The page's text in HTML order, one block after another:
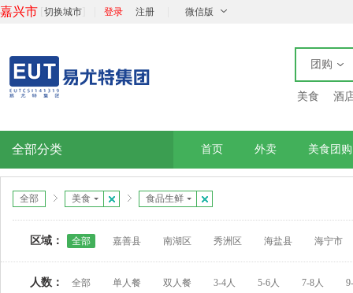
嘉兴市 切换城市 登录 注册 微信版
团购
美食 酒
全部分类 首页 外卖 美食团购
全部 美食 食品生鲜
区域： 全部 嘉善县 南湖区 秀洲区 海盐县 海宁市
人数： 全部 单人餐 双人餐 3-4人 5-6人 7-8人